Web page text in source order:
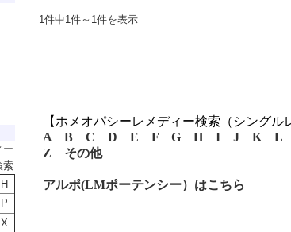
1件中1件～1件を表示
【ホメオパシーレメディー検索（シングル
A
B C D E F G H I J K L
Z
その他
アルポ(LMポーテンシー）はこちら
ー
索
H
P
X